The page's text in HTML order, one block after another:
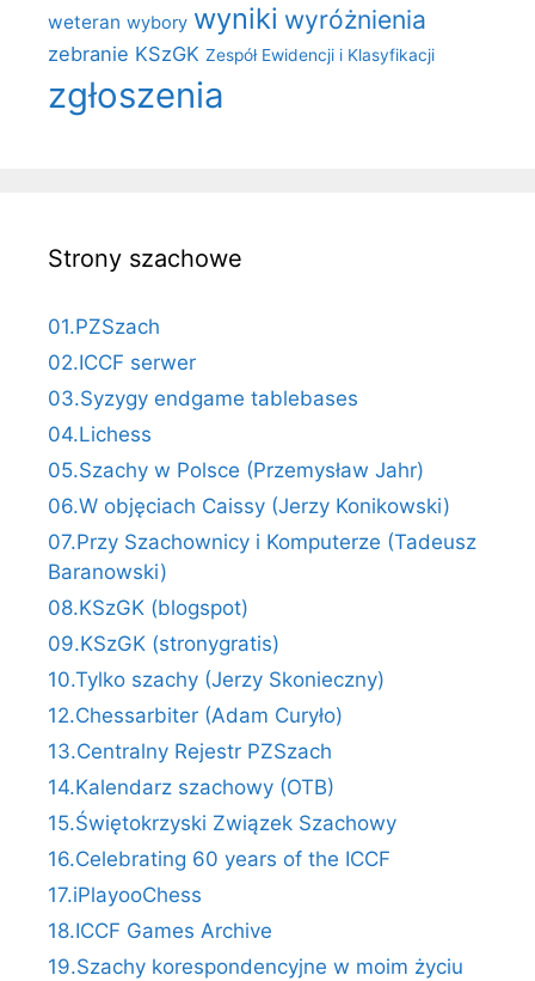
weteran wybory wyniki wyróżnienia
zebranie KSzGK Zespół Ewidencji i Klasyfikacji
zgłoszenia
Strony szachowe
01.PZSzach
02.ICCF serwer
03.Syzygy endgame tablebases
04.Lichess
05.Szachy w Polsce (Przemysław Jahr)
06.W objęciach Caissy (Jerzy Konikowski)
07.Przy Szachownicy i Komputerze (Tadeusz
Baranowski)
08.KSzGK (blogspot)
09.KSzGK (stronygratis)
10.Tylko szachy (Jerzy Skonieczny)
12.Chessarbiter (Adam Curyło)
13.Centralny Rejestr PZSzach
14.Kalendarz szachowy (OTB)
15.Świętokrzyski Związek Szachowy
16.Celebrating 60 years of the ICCF
17.iPlayooChess
18.ICCF Games Archive
19.Szachy korespondencyjne w moim życiu